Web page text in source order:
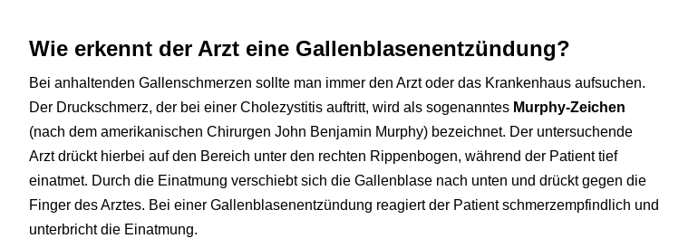
Wie erkennt der Arzt eine Gallenblasenentzündung?
Bei anhaltenden Gallenschmerzen sollte man immer den Arzt oder das Krankenhaus aufsuchen.
Der Druckschmerz, der bei einer Cholezystitis auftritt, wird als sogenanntes Murphy-Zeichen
(nach dem amerikanischen Chirurgen John Benjamin Murphy) bezeichnet. Der untersuchende
Arzt drückt hierbei auf den Bereich unter den rechten Rippenbogen, während der Patient tief
einatmet. Durch die Einatmung verschiebt sich die Gallenblase nach unten und drückt gegen die
Finger des Arztes. Bei einer Gallenblasenentzündung reagiert der Patient schmerzempfindlich und
unterbricht die Einatmung.